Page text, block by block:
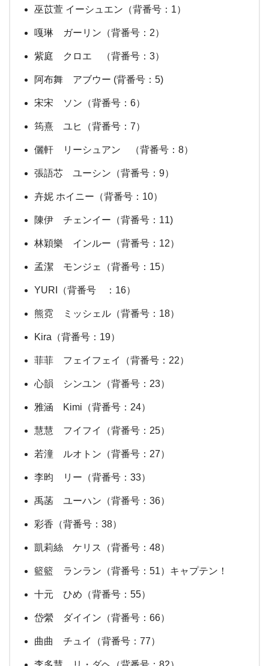
巫苡萱 イーシュエン（背番号：1）
嘎琳 ガーリン（背番号：2）
紫庭 クロエ （背番号：3）
阿布舞 アブウー (背番号：5)
宋宋 ソン（背番号：6）
筠熹 ユヒ（背番号：7）
儷軒 リーシュアン （背番号：8）
張語芯 ユーシン（背番号：9）
卉妮 ホイニー（背番号：10）
陳伊 チェンイー（背番号：11)
林穎樂 インルー（背番号：12）
孟潔 モンジェ（背番号：15）
YURI（背番号 ：16）
熊霓 ミッシェル（背番号：18）
Kira（背番号：19）
菲菲 フェイフェイ（背番号：22）
心韻 シンユン（背番号：23）
雅涵 Kimi（背番号：24）
慧慧 フイフイ（背番号：25）
若潼 ルオトン（背番号：27）
李昀 リー（背番号：33）
禹菡 ユーハン（背番号：36）
彩香（背番号：38）
凱莉絲 ケリス（背番号：48）
籃籃 ランラン（背番号：51）キャプテン！
十元 ひめ（背番号：55）
岱縈 ダイイン（背番号：66）
曲曲 チュイ（背番号：77）